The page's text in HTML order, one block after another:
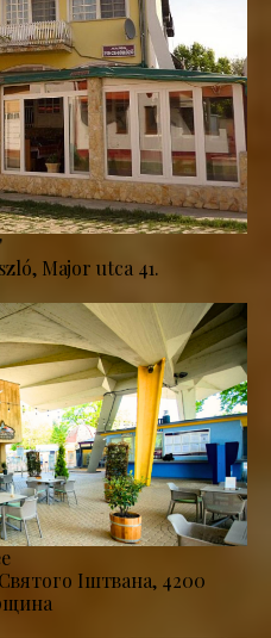
Major utca 41.
Іштвана, 4200